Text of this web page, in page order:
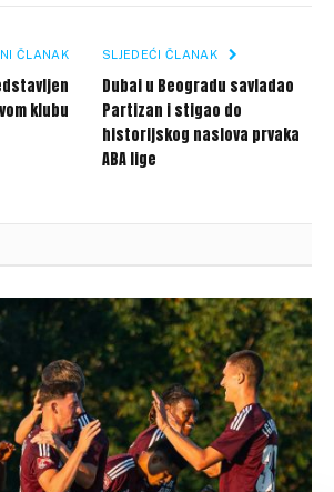
ČLANAK
klubu
SLJEDEĆI ČLANAK
Dubai u Beogradu savladao
Partizan i stigao do
historijskog naslova prvaka
ABA lige